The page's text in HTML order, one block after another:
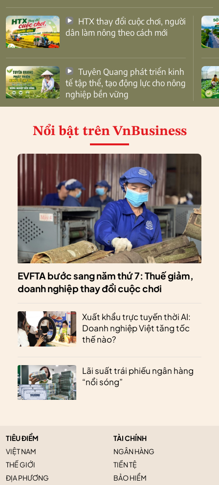
dân làm nông theo cách mới
tế tập thể, tạo động lực cho nông
nghiệp bền vững
Nổi bật trên VnBusiness
EVFTA bước sang năm thứ 7: Thuế giảm,
doanh nghiệp thay đổi cuộc chơi
Xuất khẩu trực tuyến thời AI:
Doanh nghiệp Việt tăng tốc
thế nào?
Lãi suất trái phiếu ngân hàng
“nổi sóng”
TIÊU ĐIỂM
VIỆT NAM
THẾ GIỚI
ĐỊA PHƯƠNG
TÀI CHÍNH
NGÂN HÀNG
TIỀN TỆ
BẢO HIỂM